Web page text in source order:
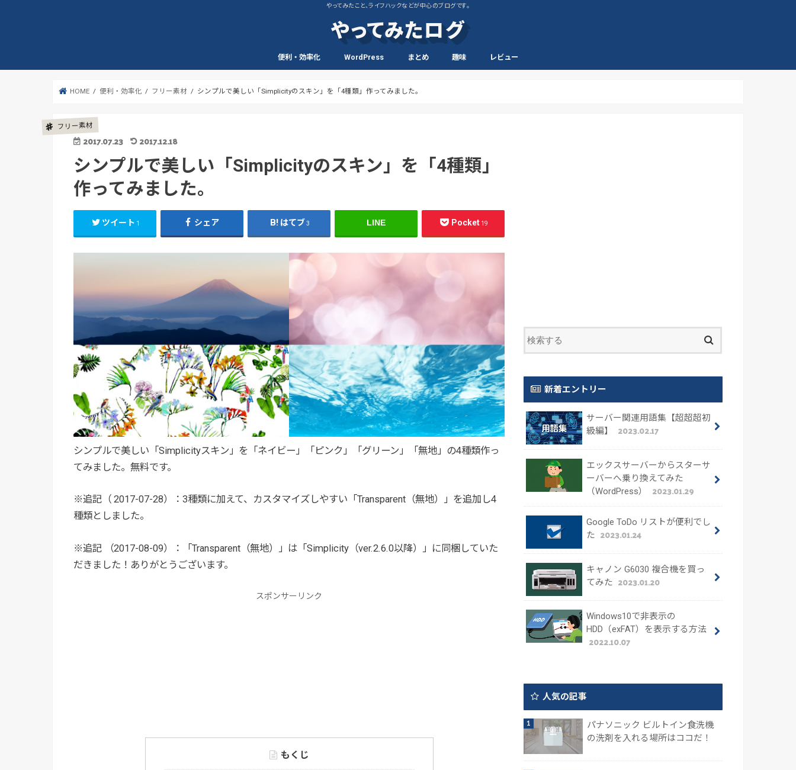
やってみたこと、ライフハックなどが中心のブログです。
やってみたログ
便利・効率化 WordPress まとめ 趣味 レビュー
HOME
便利・効率化 フリー素材 シンプルで美しい「Simplicityのスキン」を「4種類」作ってみました。
フリー素材
2017.07.23 2017.12.18
シンプルで美しい「Simplicityのスキン」を「4種類」
作ってみました。
ツイート 1 シェア はてブ3 LINE Pocket 19
シンプルで美しい「Simplicityスキン」を「ネイビー」「ピンク」「グリーン」「無地」の4種類作っ
てみました。無料です。
※追記（ 2017-07-28）：3種類に加えて、カスタマイズしやすい「Transparent（無地）」を追加し4
種類としました。
※追記 （2017-08-09）：「Transparent（無地）」は「Simplicity（ver.2.6.0以降）」に同梱していた
だきました！ありがとうございます。
スポンサーリンク
もくじ
新着エントリー
サーバー関連用語集【超超超初
級編】
2023.02.17
エックスサーバーからスターサ
ーバーへ乗り換えてみた
（WordPress）
2023.01.29
Google ToDo リストが便利でし
た 2023.01.24
キャノン G6030 複合機を買っ
てみた 2023.01.20
Windows10で非表示の
HDD（exFAT）を表示する方法
2022.10.07
人気の記事
パナソニック ビルトイン食洗機
の洗剤を入れる場所はココだ！